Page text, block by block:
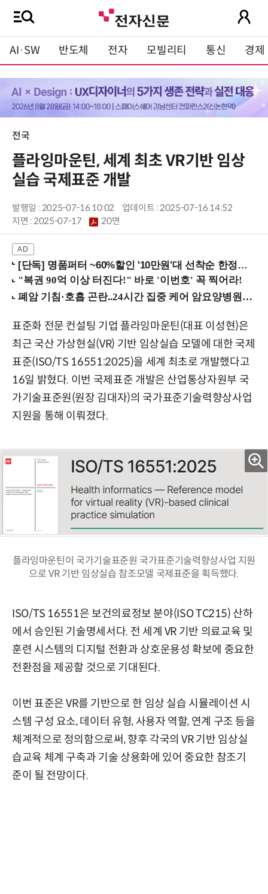
AI·SW 반도체 전자 모빌리티 통신 경제
전국
플라잉마운틴, 세계 최초 VR기반 임상
실습 국제표준 개발
발행일 : 2025-07-16 10:02
업데이트 : 2025-07-16 14:52
지면 :2025-07-17 20면
[단독] 명품퍼터 ~60%할인 '10만원'대 선착순 한정판매!
표준화 전문 컨설팅 기업 플라잉마운틴(대표 이성현)은
최근 국산 가상현실(VR) 기반 임상실습 모델에 대한 국제
표준(ISO/TS 16551:2025)을 세계 최초로 개발했다고
16일 밝혔다. 이번 국제표준 개발은 산업통상자원부 국
가기술표준원(원장 김대자)의 국가표준기술력향상사업
지원을 통해 이뤄졌다.
플라잉마운틴이 국가기술표준원 국가표준기술력향상사업 지원
으로 VR 기반 임상실습 참조모델 국제표준을 획득했다.
ISO/TS 16551은 보건의료정보 분야(ISO TC215) 산하
에서 승인된 기술명세서다. 전 세계 VR 기반 의료교육 및
훈련 시스템의 디지털 전환과 상호운용성 확보에 중요한
전환점을 제공할 것으로 기대된다.
이번 표준은 VR를 기반으로 한 임상 실습 시뮬레이션 시
스템 구성 요소, 데이터 유형, 사용자 역할, 연계 구조 등을
체계적으로 정의함으로써, 향후 각국의 VR 기반 임상실
습교육 체계 구축과 기술 상용화에 있어 중요한 참조기
준이 될 전망이다.